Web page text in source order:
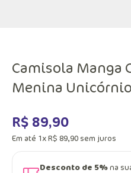
Camisola Manga
Menina Unicórnio
R$ 89,90
Em até 1xR$ 89,90 sem juros
Desconto de 5%na